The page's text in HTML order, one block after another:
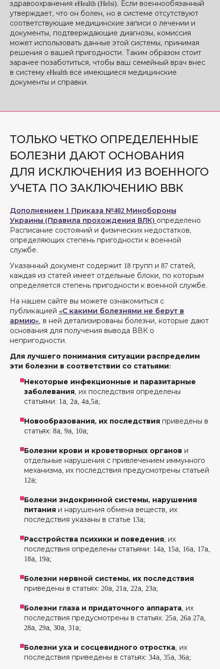
здравоохранения eHealth (Helsi). Если военнообязанный
утверждает, что он болен, но в системе отсутствуют
соответствующие медицинские записи о лечении и
документы, подтверждающие диагнозы, комиссия
может использовать данные этой системы, принимая
решения о вашей пригодности. Таким образом стоит
заранее позаботиться, чтобы ваш семейный врач внес
в систему eHealth все имеющиеся медицинские
документы и справки.
ТОЛЬКО ЧЕТКО ОПРЕДЕЛЕННЫЕ
БОЛЕЗНИ ДАЮТ ОСНОВАНИЯ
ДЛЯ ИСКЛЮЧЕНИЯ ИЗ ВОЕННОГО
УЧЕТА ПО ЗАКЛЮЧЕНИЮ ВВК
Дополнением 1 Приказа №402 Минобороны
Украины (Правила прохождения ВЛК) определено
Расписание состояний и физических недостатков,
определяющих степень пригодности к военной
службе.
Указанный документ содержит 18 групп и 87 статей,
каждая из статей имеет отдельные блоки, по которым
определяется степень пригодности к военной службе.
На нашем сайте вы можете ознакомиться с
публикацией «С какими болезнями не берут в
армию», в ней детализированы болезни, которые дают
основания для получения вывода ВВК о
непригодности.
Для лучшего понимания ситуации распределим
эти болезни в соответствии со статьями:
Некоторые инфекционные и паразитарные
заболевания, их последствия определены
статьями: 1а, 2а, 4а,5а;
Новообразования, их последствия приведены в
статьях: 8а, 9а, 10а;
Болезни крови и кроветворных органов и
отдельные нарушения с привлечением иммунного
механизма, их последствия предусмотрены статьей
12а;
Болезни эндокринной системы, нарушения
питания и нарушения обмена веществ, их
последствия указаны в статье 13а;
Расстройства психики и поведения, их
последствия определены статьями: 14а, 15а, 16а, 17а,
18а, 19а;
Болезни нервной системы, их последствия
приведены в статьях: 20а, 21а, 22а, 23а;
Болезни глаза и придаточного аппарата, их
последствия предусмотрены в статьях: 25а, 26а 27а,
28а, 29а, 30а, 31а;
Болезни уха и сосцевидного отростка, их
последствия приведены в статьях: 34а, 35а, 36а;